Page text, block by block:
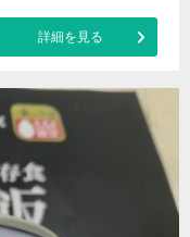
詳細を見る